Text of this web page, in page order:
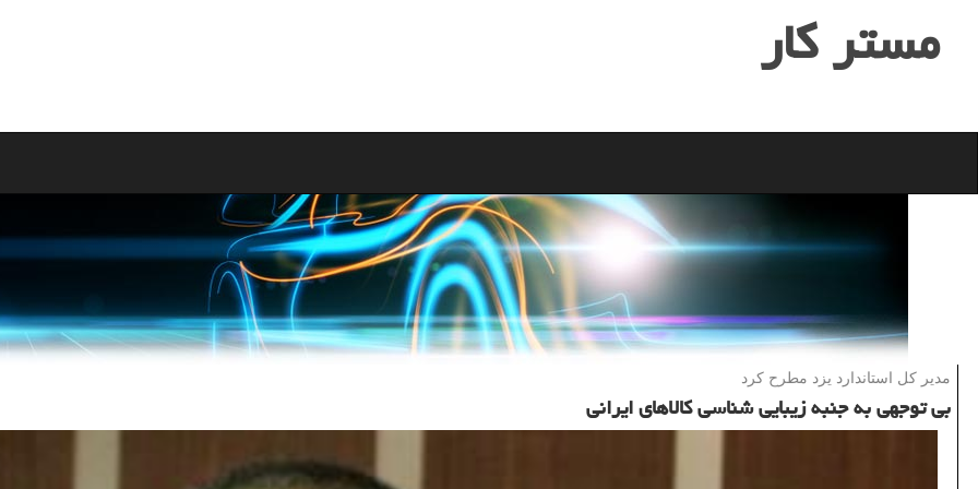
مستر كار
مدیر كل استاندارد یزد مطرح كرد
بی توجهی به جنبه زیبایی شناسی كالاهای ایرانی